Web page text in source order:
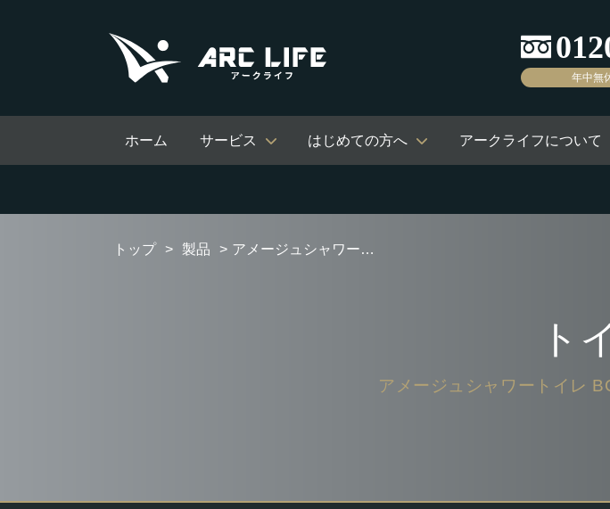
年中無
ホーム サービス はじめての方へ アークライフについて
トップ 製品 アメージュシャワートイレ BC-Z30P+DT-Z386-R
ト
アメージュシャワートイレ